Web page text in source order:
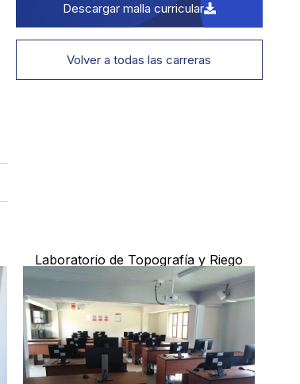
Descargar malla curricular
Volver a todas las carreras
Laboratorio de Topografía y Riego